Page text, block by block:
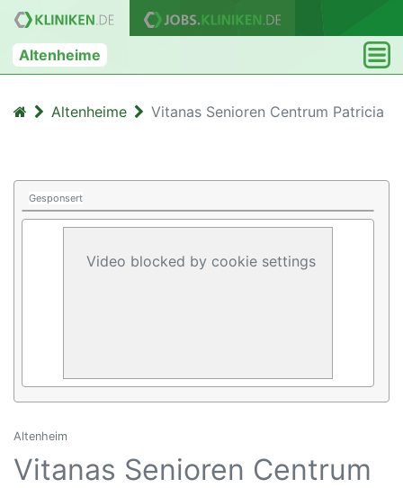
Altenheime
Altenheime Vitanas Senioren Centrum Patricia
Gesponsert
Video blocked by cookie settings
Altenheim
Vitanas Senioren Centrum